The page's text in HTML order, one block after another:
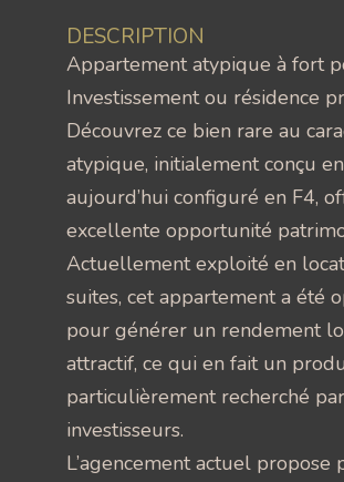
DESCRIPTION
Appartement atypique à fort
Investissement ou résidence
Découvrez ce bien rare au
atypique, initialement conçu
aujourd’hui configuré en F4,
excellente opportunité
Actuellement exploité en
suites, cet appartement a été
pour générer un rendement
attractif, ce qui en fait un
particulièrement recherché
investisseurs.
L’agencement actuel propose